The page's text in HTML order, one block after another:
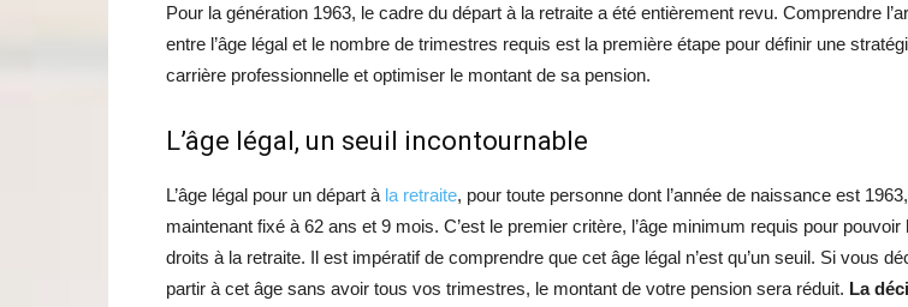
Pour la génération 1963, le cadre du départ à la retraite a été entièrement revu. Comprendre
entre l’âge légal et le nombre de trimestres requis est la première étape pour définir une
carrière professionnelle et optimiser le montant de sa pension.
L’âge légal, un seuil incontournable
L’âge légal pour un départ à la retraite, pour toute personne dont l’année de naissance est
maintenant fixé à 62 ans et 9 mois. C’est le premier critère, l’âge minimum requis pour pouvoir
droits à la retraite. Il est impératif de comprendre que cet âge légal n’est qu’un seuil. Si vous
partir à cet âge sans avoir tous vos trimestres, le montant de votre pension sera réduit. La